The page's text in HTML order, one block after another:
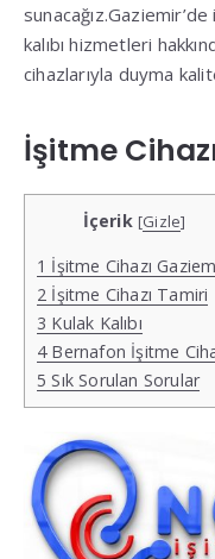
kalıbı hizmetleri
cihazlarıyla duyma
İşitme
İçerik [Gizle]
1 İşitme Cihazı
2 İşitme Cihazı Tamiri
3 Kulak Kalıbı
4Bernafon İşitme
5 Sık Sorulan Sorular